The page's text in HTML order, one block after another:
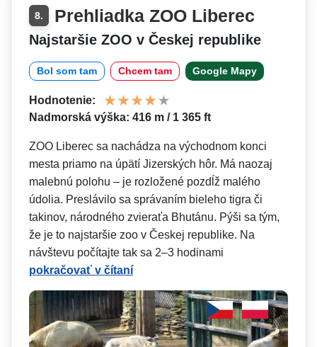
8. Prehliadka ZOO Liberec
Najstaršie ZOO v Českej republike
Bol som tam Chcem tam Google Mapy
Hodnotenie:
Nadmorská výška: 416 m / 1 365 ft
ZOO Liberec sa nachádza na východnom konci
mesta priamo na úpätí Jizerských hôr. Má naozaj
malebnú polohu – je rozložené pozdĺž malého
údolia. Preslávilo sa správaním bieleho tigra či
takinov, národného zvieraťa Bhutánu. Pýši sa tým,
že je to najstaršie zoo v Českej republike. Na
návštevu počítajte tak sa 2–3 hodinami
pokračovať v čítaní